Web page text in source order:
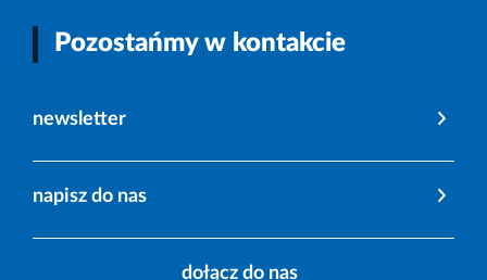
Pozostańmy w kontakcie
newsletter
napisz do nas
dołącz do nas